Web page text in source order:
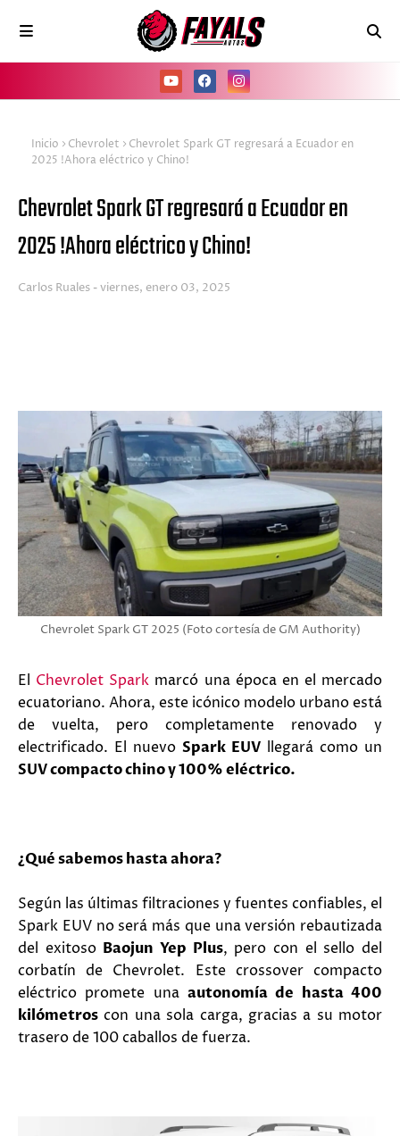
Inicio Chevrolet
Chevrolet Spark GT regresará a Ecuador en
2025 !Ahora eléctrico y Chino!
Chevrolet Spark GT regresará a Ecuador en
2025 !Ahora eléctrico y Chino!
Carlos Ruales viernes, enero 03, 2025
Chevrolet Spark GT 2025 (Foto cortesía de GM Authority)
El Chevrolet Spark marcó una época en el mercado
ecuatoriano. Ahora, este icónico modelo urbano está
de vuelta, pero completamente renovado y
electrificado. El nuevo Spark EUV llegará como un
SUV compacto chino y 100% eléctrico.
¿Qué sabemos hasta ahora?
Según las últimas filtraciones y fuentes confiables, el
Spark EUV no será más que una versión rebautizada
del exitoso Baojun Yep Plus, pero con el sello del
corbatín de Chevrolet. Este crossover compacto
eléctrico promete una autonomía de hasta 400
kilómetros con una sola carga, gracias a su motor
trasero de 100 caballos de fuerza.